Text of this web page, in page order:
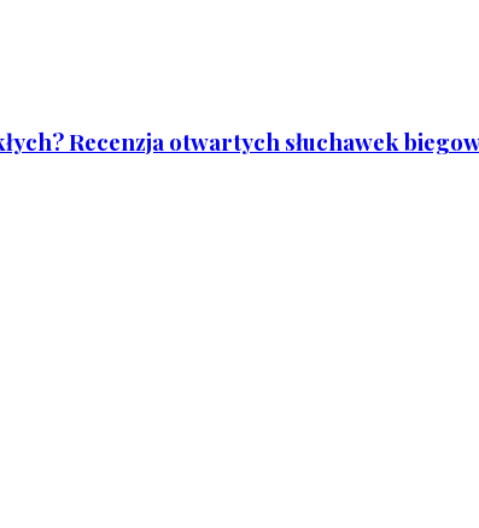
Recenzja otwartych słuchawek